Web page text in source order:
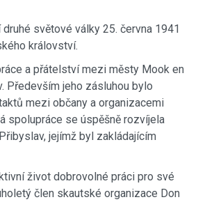
světové války 25. června 1941
království.
a přátelství mezi městy Mook en
Především jeho zásluhou bylo
mezi občany a organizacemi
spolupráce se úspěšně rozvíjela
jejímž byl zakládajícím
život dobrovolné práci pro své
člen skautské organizace Don